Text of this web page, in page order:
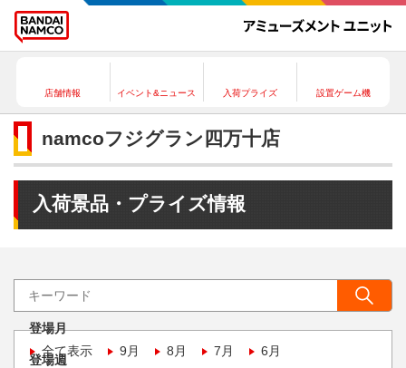
店舗情報 イベント&ニュース 入荷プライズ 設置ゲーム機
namcoフジグラン四万十店
入荷景品・プライズ情報
登場月
全て表示
9月 8月 7月 6月
登場週